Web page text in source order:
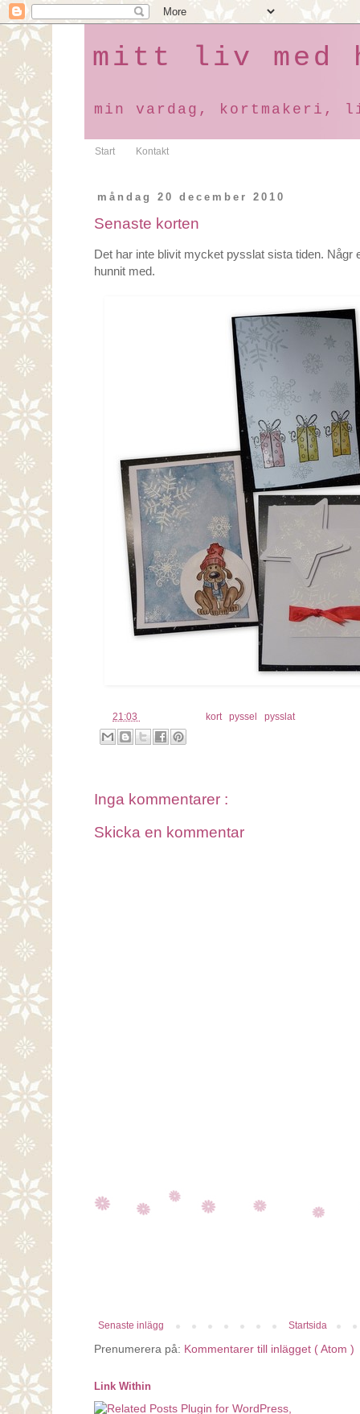
mitt liv med
min vardag, kortmakeri,
Start Kontakt
måndag 20 december 2010
Senaste korten
Det har inte blivit mycket pysslat sista tiden. Någr
hunnit med.
21:03 kort ,pyssel ,pysslat
Inga kommentarer :
Skicka en kommentar
Senaste inlägg Startsida
Prenumerera på: Kommentarer till inlägget ( Atom )
Link Within